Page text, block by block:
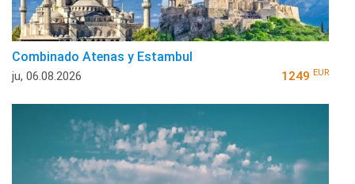
Combinado Atenas y Estambul
ju, 06.08.2026 1249 EUR